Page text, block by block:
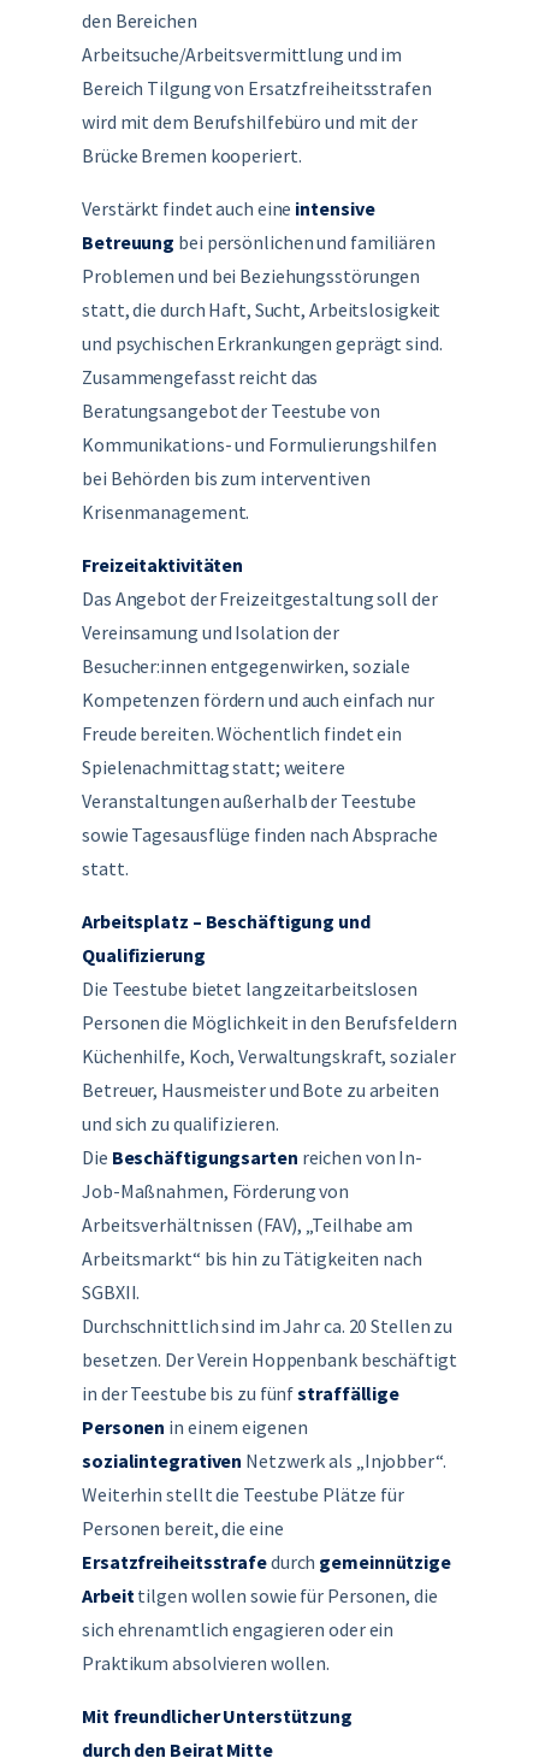
den Bereichen
Arbeitsuche/Arbeitsvermittlung und im
Bereich Tilgung von Ersatzfreiheitsstrafen
wird mit dem Berufshilfebüro und mit der
Brücke Bremen kooperiert.
Verstärkt findet auch eine intensive
Betreuung bei persönlichen und familiären
Problemen und bei Beziehungsstörungen
statt, die durch Haft, Sucht, Arbeitslosigkeit
und psychischen Erkrankungen geprägt sind.
Zusammengefasst reicht das
Beratungsangebot der Teestube von
Kommunikations- und Formulierungshilfen
bei Behörden bis zum interventiven
Krisenmanagement.
Freizeitaktivitäten
Das Angebot der Freizeitgestaltung soll der
Vereinsamung und Isolation der
Besucher:innen entgegenwirken, soziale
Kompetenzen fördern und auch einfach nur
Freude bereiten. Wöchentlich findet ein
Spielenachmittag statt; weitere
Veranstaltungen außerhalb der Teestube
sowie Tagesausflüge finden nach Absprache
statt.
Arbeitsplatz – Beschäftigung und
Qualifizierung
Die Teestube bietet langzeitarbeitslosen
Personen die Möglichkeit in den Berufsfeldern
Küchenhilfe, Koch, Verwaltungskraft, sozialer
Betreuer, Hausmeister und Bote zu arbeiten
und sich zu qualifizieren.
Die Beschäftigungsarten reichen von In-
Job-Maßnahmen, Förderung von
Arbeitsverhältnissen (FAV), „Teilhabe am
Arbeitsmarkt“ bis hin zu Tätigkeiten nach
SGBXII.
Durchschnittlich sind im Jahr ca. 20 Stellen zu
besetzen. Der Verein Hoppenbank beschäftigt
in der Teestube bis zu fünfstraffällige
Personen in einem eigenen
sozialintegrativen Netzwerk als „Injobber“.
Weiterhin stellt die Teestube Plätze für
Personen bereit, die eine
Ersatzfreiheitsstrafedurch gemeinnützige
Arbeittilgen wollen sowie für Personen, die
sich ehrenamtlich engagieren oder ein
Praktikum absolvieren wollen.
Mit freundlicher Unterstützung
durch den Beirat Mitte